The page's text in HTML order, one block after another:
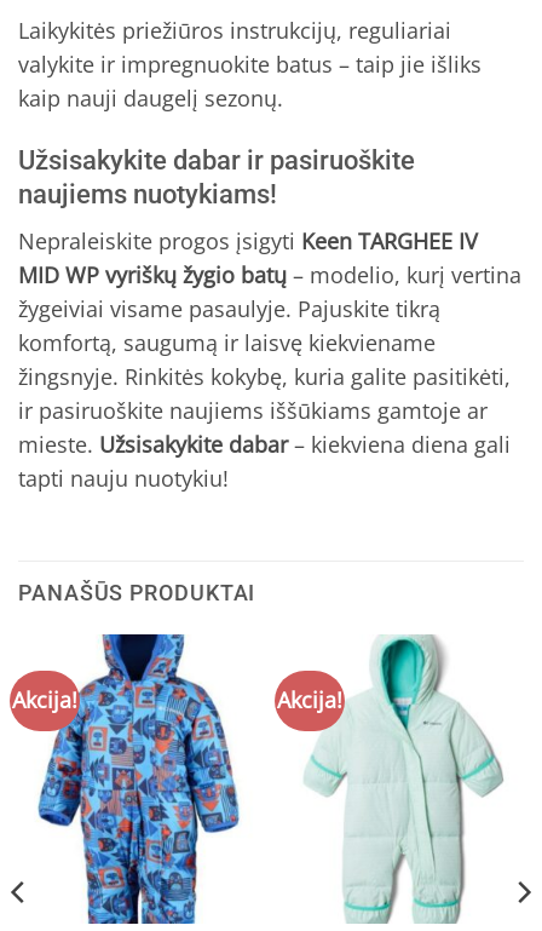
Laikykitės priežiūros instrukcijų, reguliariai
valykite ir impregnuokite batus – taip jie išliks
kaip nauji daugelį sezonų.
Užsisakykite dabar ir pasiruoškite
naujiems nuotykiams!
Nepraleiskite progos įsigyti Keen TARGHEE IV
MID WP vyriškų žygio batų – modelio, kurį vertina
žygeiviai visame pasaulyje. Pajuskite tikrą
komfortą, saugumą ir laisvę kiekviename
žingsnyje. Rinkitės kokybę, kuria galite pasitikėti,
ir pasiruoškite naujiems iššūkiams gamtoje ar
mieste. Užsisakykite dabar– kiekviena diena gali
tapti nauju nuotykiu!
PANAŠŪS PRODUKTAI
Akcija! Akcija!